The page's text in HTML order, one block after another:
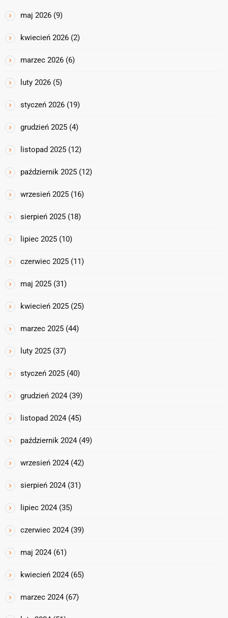
maj 2026 (9)
kwiecień 2026 (2)
marzec 2026 (6)
luty 2026 (5)
styczeń 2026 (19)
grudzień 2025 (4)
listopad 2025 (12)
październik 2025 (12)
wrzesień 2025 (16)
sierpień 2025 (18)
lipiec 2025 (10)
czerwiec 2025 (11)
maj 2025 (31)
kwiecień 2025 (25)
marzec 2025 (44)
luty 2025 (37)
styczeń 2025 (40)
grudzień 2024 (39)
listopad 2024 (45)
październik 2024 (49)
wrzesień 2024 (42)
sierpień 2024 (31)
lipiec 2024 (35)
czerwiec 2024 (39)
maj 2024 (61)
kwiecień 2024 (65)
marzec 2024 (67)